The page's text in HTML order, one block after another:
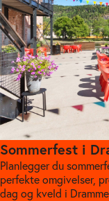
Sommerfest i
Planlegger du
perfekte omgivelser,
dag og kveld i